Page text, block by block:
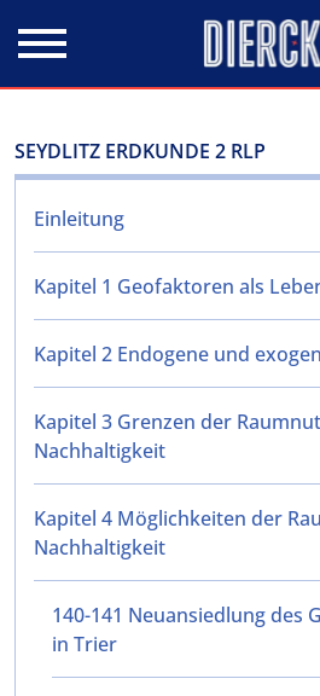
SEYDLITZ ERDKUNDE 2 RLP
Einleitung
Kapitel 1 Geofaktoren als
Kapitel 2 Endogene und
Kapitel 3 Grenzen der
Nachhaltigkeit
Kapitel 4 Möglichkeiten der
Nachhaltigkeit
140-141 Neuansiedlung des
in Trier